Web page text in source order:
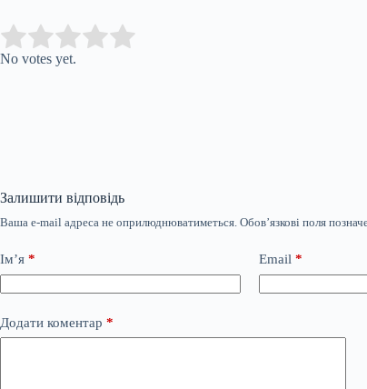
Rate this item:
No votes yet.
Залишити відповідь
Ваша e-mail адреса не оприлюднюватиметься. Обов’язкові поля
Ім’я * Email *
Додати коментар *